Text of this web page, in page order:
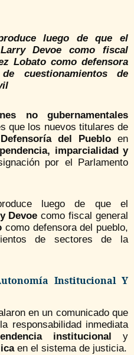
luego de que el
Devoe como fiscal
Lobato como defensora
cuestionamientos de
no gubernamentales
que los nuevos titulares de
Defensoría del Pueblo en
imparcialidad y
por el Parlamento
luego de que el
Devoe como fiscal general
como defensora del pueblo,
de sectores de la
Institucional Y
en un comunicado que
responsabilidad inmediata
institucional y
en el sistema de justicia.